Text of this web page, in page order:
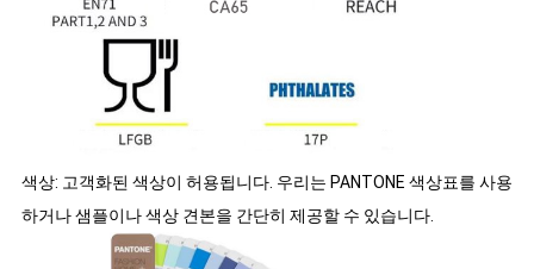
색상: 고객화된 색상이 허용됩니다. 우리는 PANTONE 색상표를 사용
하거나 샘플이나 색상 견본을 간단히 제공할 수 있습니다.